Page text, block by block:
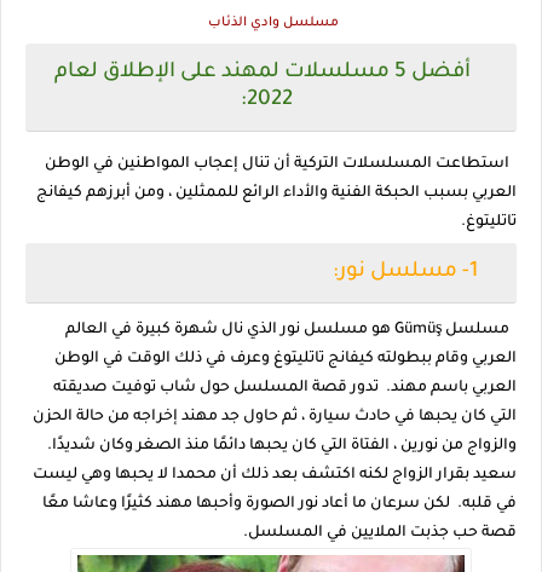
مسلسل وادي الذئاب
أفضل 5 مسلسلات لمهند على الإطلاق لعام
2022:
استطاعت المسلسلات التركية أن تنال إعجاب المواطنين في الوطن
العربي بسبب الحبكة الفنية والأداء الرائع للممثلين ، ومن أبرزهم كيفانج
تاتليتوغ.
1- مسلسل نور:
مسلسل Gümüş هو مسلسل نور الذي نال شهرة كبيرة في العالم
العربي وقام ببطولته كيفانج تاتليتوغ وعرف في ذلك الوقت في الوطن
العربي باسم مهند. تدور قصة المسلسل حول شاب توفيت صديقته
التي كان يحبها في حادث سيارة ، ثم حاول جد مهند إخراجه من حالة الحزن
والزواج من نورين ، الفتاة التي كان يحبها دائمًا منذ الصغر وكان شديدًا.
سعيد بقرار الزواج لكنه اكتشف بعد ذلك أن محمدا لا يحبها وهي ليست
في قلبه. لكن سرعان ما أعاد نور الصورة وأحبها مهند كثيرًا وعاشا معًا
قصة حب جذبت الملايين في المسلسل.